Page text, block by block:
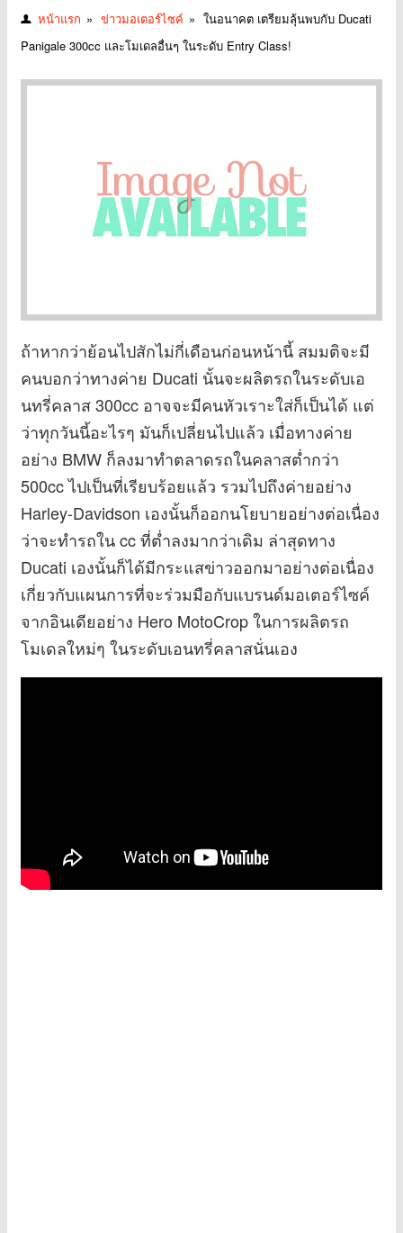
หน้าแรก » ข่าวมอเตอร์ไซค์ » ในอนาคต เตรียมลุ้นพบกับ Ducati
Panigale 300cc และโมเดลอื่นๆ ในระดับ Entry Class!
ถ้าหากว่าย้อนไปสักไม่กี่เดือนก่อนหน้านี้ สมมติจะมี
คนบอกว่าทางค่าย Ducati นั้นจะผลิตรถในระดับเอ
นทรี่คลาส 300cc อาจจะมีคนหัวเราะใส่ก็เป็นได้ แต่
ว่าทุกวันนี้อะไรๆ มันก็เปลี่ยนไปแล้ว เมื่อทางค่าย
อย่าง BMW ก็ลงมาทำตลาดรถในคลาสต่ำกว่า
500cc ไปเป็นที่เรียบร้อยแล้ว รวมไปถึงค่ายอย่าง
Harley-Davidson เองนั้นก็ออกนโยบายอย่างต่อเนื่อง
ว่าจะทำรถใน cc ที่ต่ำลงมากว่าเดิม ล่าสุดทาง
Ducati เองนั้นก็ได้มีกระแสข่าวออกมาอย่างต่อเนื่อง
เกี่ยวกับแผนการที่จะร่วมมือกับแบรนด์มอเตอร์ไซค์
จากอินเดียอย่าง Hero MotoCrop ในการผลิตรถ
โมเดลใหม่ๆ ในระดับเอนทรี่คลาสนั่นเอง